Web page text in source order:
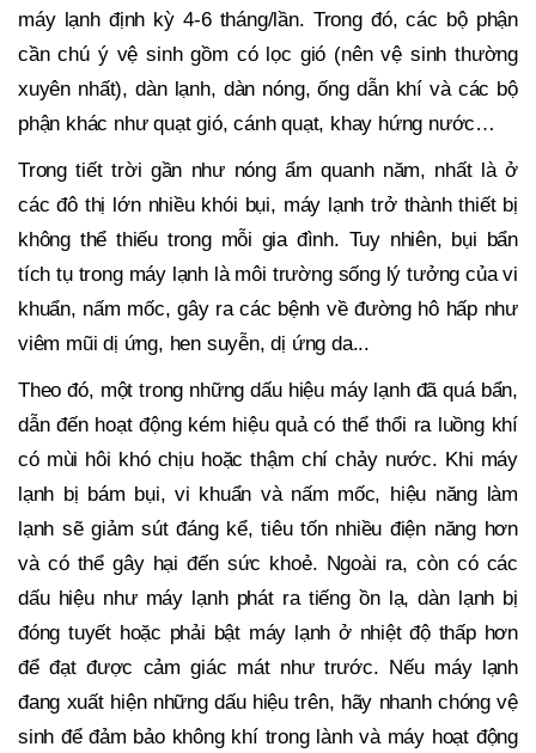
máy lạnh định kỳ 4-6 tháng/lần. Trong đó, các bộ phận
cần chú ý vệ sinh gồm có lọc gió (nên vệ sinh thường
xuyên nhất), dàn lạnh, dàn nóng, ống dẫn khí và các bộ
phận khác như quạt gió, cánh quạt, khay hứng nước…
Trong tiết trời gần như nóng ẩm quanh năm, nhất là ở
các đô thị lớn nhiều khói bụi, máy lạnh trở thành thiết bị
không thể thiếu trong mỗi gia đình. Tuy nhiên, bụi bẩn
tích tụ trong máy lạnh là môi trường sống lý tưởng của vi
khuẩn, nấm mốc, gây ra các bệnh về đường hô hấp như
viêm mũi dị ứng, hen suyễn, dị ứng da...
Theo đó, một trong những dấu hiệu máy lạnh đã quá bẩn,
dẫn đến hoạt động kém hiệu quả có thể thổi ra luồng khí
có mùi hôi khó chịu hoặc thậm chí chảy nước. Khi máy
lạnh bị bám bụi, vi khuẩn và nấm mốc, hiệu năng làm
lạnh sẽ giảm sút đáng kể, tiêu tốnnhiều điện năng hơn
và có thể gây hại đến sức khoẻ. Ngoài ra, còn có các
dấu hiệu như máy lạnh phát ra tiếng ồn lạ, dàn lạnh bị
đóng tuyết hoặc phải bật máy lạnh ở nhiệt độ thấp hơn
để đạt được cảm giác mát như trước. Nếu máy lạnh
đang xuất hiện những dấu hiệu trên, hãy nhanh chóng vệ
sinh để đảm bảo không khí trong lành và máy hoạt động